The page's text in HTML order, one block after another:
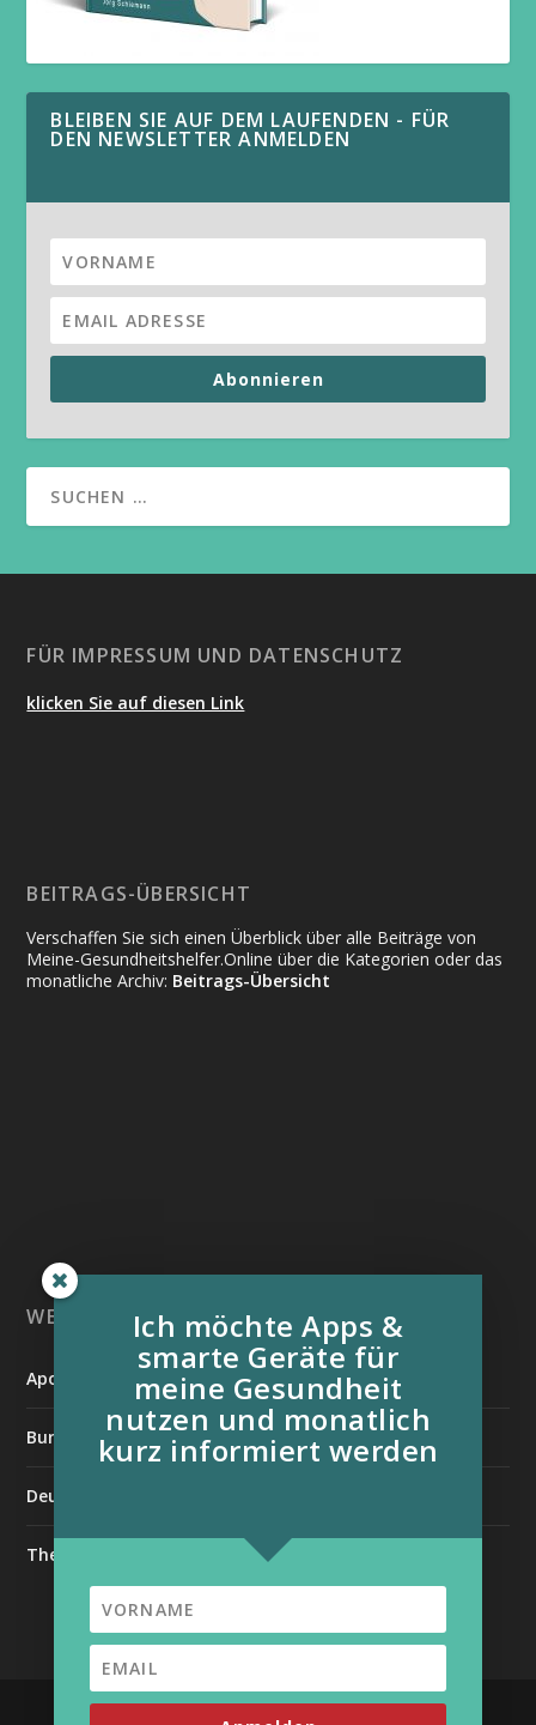
BLEIBEN SIE AUF DEM LAUFENDEN - FÜR
DEN NEWSLETTER ANMELDEN
Abonnieren
FÜR IMPRESSUM UND DATENSCHUTZ
klicken Sie auf diesen Link
BEITRAGS-ÜBERSICHT
Verschaffen Sie sich einen Überblick über alle Beiträge von
Meine-Gesundheitshelfer.Online über die Kategorien oder das
monatliche Archiv: Beitrags-Übersicht
WEITERE INFORMATIONSQUELLEN:
Apotheken Umschau
Bundesverband der Organtransplantierten e.V.
Deutsche Stiftung für chronisch Kranke
The Medical Futurist
Entworfen von | Unterstützt von
Ich möchte Apps &
smarte Geräte für
meine Gesundheit
nutzen und monatlich
kurz informiert werden